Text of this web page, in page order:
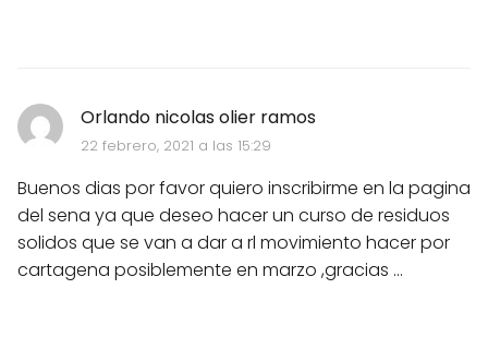
Orlando nicolas olier ramos
22 febrero, 2021 a las 15:29
Buenos dias por favor quiero inscribirme en la pagina
del sena ya que deseo hacer un curso de residuos
solidos que se van a dar a rl movimiento hacer por
cartagena posiblemente en marzo ,gracias ...